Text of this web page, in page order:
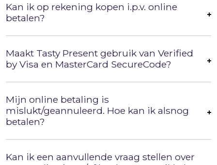
Kan ik op rekening kopen i.p.v. online
betalen?
Maakt Tasty Present gebruik van Verified
by Visa en MasterCard SecureCode?
Mijn online betaling is
mislukt/geannuleerd. Hoe kan ik alsnog
betalen?
Kan ik een aanvullende vraag stellen over